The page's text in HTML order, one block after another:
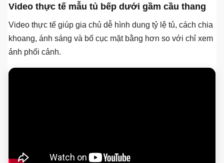
Video thực tế mẫu tủ bếp dưới gầm cầu thang